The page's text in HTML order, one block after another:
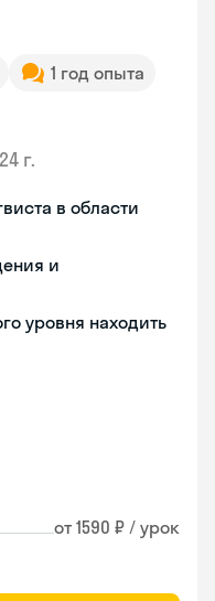
1 год опыта
г.
в области
и
уровня находить
от 1590 ₽ / урок